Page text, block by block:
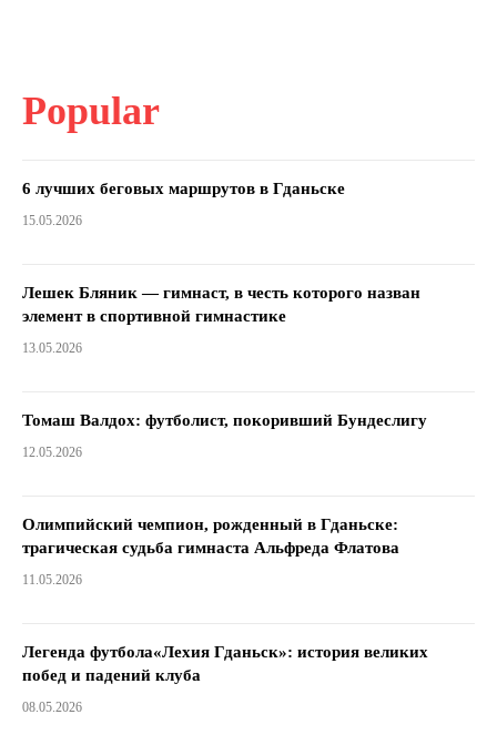
Popular
6 лучших беговых маршрутов в Гданьске
15.05.2026
Лешек Бляник — гимнаст, в честь которого назван
элемент в спортивной гимнастике
13.05.2026
Томаш Валдох: футболист, покоривший Бундеслигу
12.05.2026
Олимпийский чемпион, рожденный в Гданьске:
трагическая судьба гимнаста Альфреда Флатова
11.05.2026
Легенда футбола«Лехия Гданьск»: история великих
побед и падений клуба
08.05.2026